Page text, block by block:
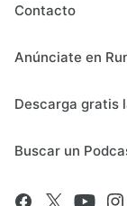
Contacto
Anúnciate en
Descarga gratis
Buscar un